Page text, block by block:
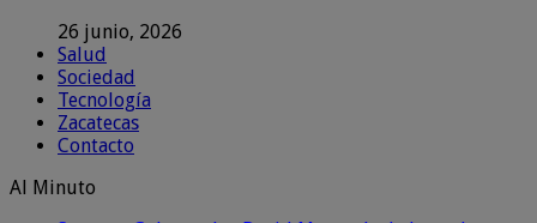
26 junio, 2026
Salud
Sociedad
Tecnología
Zacatecas
Contacto
Al Minuto